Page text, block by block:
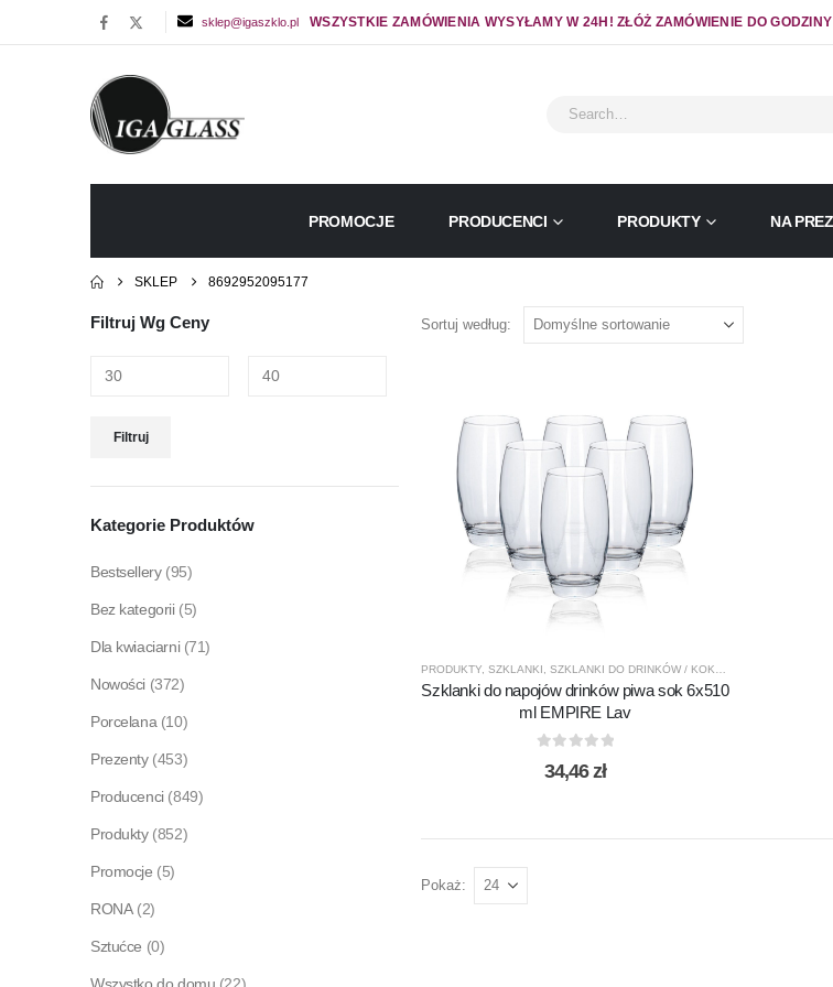
sklep@igaszklo.pl WSZYSTKIE ZAMÓWIENIA WYSYŁAMY W 24H! ZŁÓŻ ZAMÓWIENIE DO
PROMOCJE PRODUCENCI PRODUKTY NA
SKLEP 8692952095177
Sortuj według:
PRODUKTY SZKLANKI SZKLANKI DO DRINKÓW / KOKTAJLI
Szklanki do napojów drinków piwa sok 6x510
ml EMPIRE Lav
34,46zł
Pokaż:
Filtruj Wg Ceny
Filtruj
Kategorie Produktów
Bestsellery (95)
Bez kategorii (5)
Dla kwiaciarni (71)
Nowości (372)
Porcelana (10)
Prezenty (453)
Producenci (849)
Produkty (852)
Promocje (5)
RONA (2)
Sztućce (0)
Wszystko do domu (22)